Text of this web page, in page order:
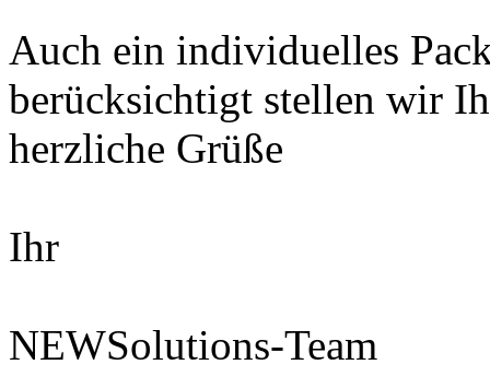
Auch ein individuelles
berücksichtigt stellen wir
herzliche Grüße
Ihr
NEWSolutions-Team